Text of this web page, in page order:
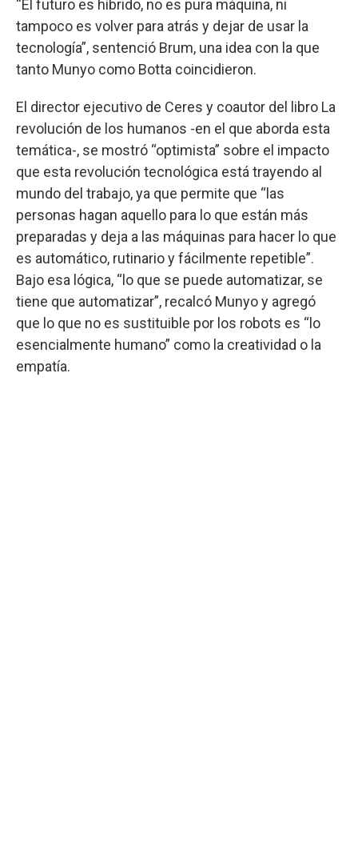
“El futuro es híbrido, no es pura máquina, ni
tampoco es volver para atrás y dejar de usar la
tecnología”, sentenció Brum, una idea con la que
tanto Munyo como Botta coincidieron.
El director ejecutivo de Ceres y coautor del libro La
revolución de los humanos -en el que aborda esta
temática-, se mostró “optimista” sobre el impacto
que esta revolución tecnológica está trayendo al
mundo del trabajo, ya que permite que “las
personas hagan aquello para lo que están más
preparadas y deja a las máquinas para hacer lo que
es automático, rutinario y fácilmente repetible”.
Bajo esa lógica, “lo que se puede automatizar, se
tiene que automatizar”, recalcó Munyo y agregó
que lo que no es sustituible por los robots es “lo
esencialmente humano” como la creatividad o la
empatía.